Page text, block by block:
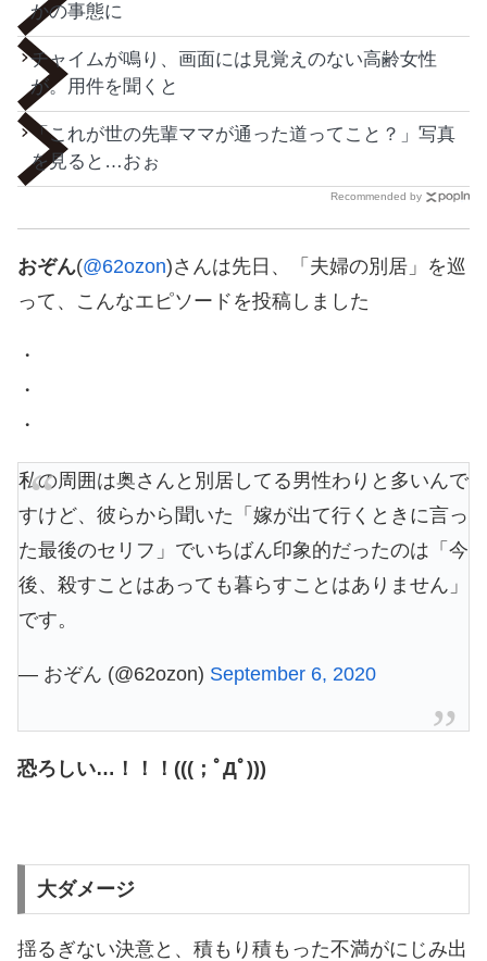
かの事態に
チャイムが鳴り、画面には見覚えのない高齢女性
が。用件を聞くと
「これが世の先輩ママが通った道ってこと？」写真
を見ると…おぉ
Recommended by
おぞん(@62ozon)さんは先日、「夫婦の別居」を巡
って、こんなエピソードを投稿しました
・
・
・
私の周囲は奥さんと別居してる男性わりと多いんで
すけど、彼らから聞いた「嫁が出て行くときに言っ
た最後のセリフ」でいちばん印象的だったのは「今
後、殺すことはあっても暮らすことはありません」
です。
— おぞん (@62ozon) September 6, 2020
恐ろしい…！！！(((；ﾟДﾟ)))
大ダメージ
揺るぎない決意と、積もり積もった不満がにじみ出